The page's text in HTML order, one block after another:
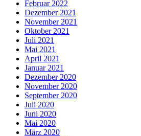
Februar 2022
Dezember 2021
November 2021
Oktober 2021
Juli 2021
Mai 2021
April 2021
Januar 2021
Dezember 2020
November 2020
September 2020
Juli 2020
Juni 2020
Mai 2020
März 2020